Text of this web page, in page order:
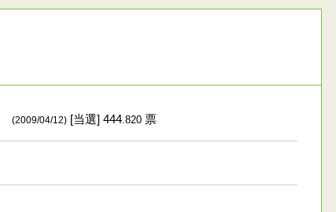
(2009/04/12)[当選] 444.820票